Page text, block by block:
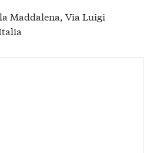
Maddalena, Via Luigi